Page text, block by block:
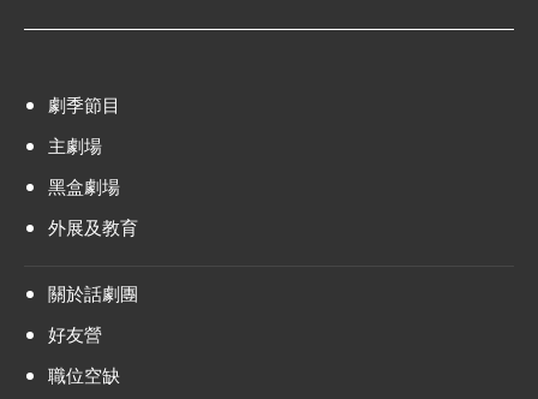
劇季節目
主劇場
黑盒劇場
外展及教育
關於話劇團
好友營
職位空缺